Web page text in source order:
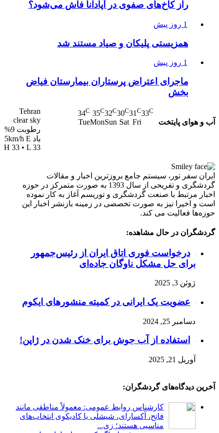
راز کاخ‌های صفوی در آپادانا فاش می‌شود؟
1 روز پیش
همزیستی پلیکان و صیاد مستند شد
1 روز پیش
ماجرای اعتراض پرستاران بیمارستان فیاض
بخش
آب و هوای پایتخت
33C
Tehran
clear sky
رطوبت 9%
باد 5km/h E
H 33 • L 33
31 C
Fri
30C
Sat
32C
Sun
35C
Mon
34C
Tue
ایران سفر تور، سیستم جامع بروزترین اخبار و مقالات
گردشگری و تفریحی از سال 1393 به صورت متمرکز در حوزه
اخبار مرتبط با صنعت گردشگری و توریسم آغاز به کار نموده
است و اخیرا نیز به صورت تخصصی در زمینه بازنشر اخبار این
حوزه‌ها فعالیت می کند.
گردشگران در حال مشاهده:
درخواست فوری اتاق ایران از رئیس‌جمهور
برای حل مشکل ناوگان جاده‌ای
ژوئن 3, 2025
عضویت یک ایرانی در کمیته منشورهای ایکوم
دسامبر 25, 2024
استفاده از آب جوش برای خنک شدن در ژاپن!
آوریل 21, 2025
آخرین دیدگاه‌های گردشگران:
کارشناس روابط عمومی: معمولاً مناطقی مانند
فاتح، آکسارای، شیشلی یا کادیکوی انتخاب‌های
مناسبی هستند؛ زی...